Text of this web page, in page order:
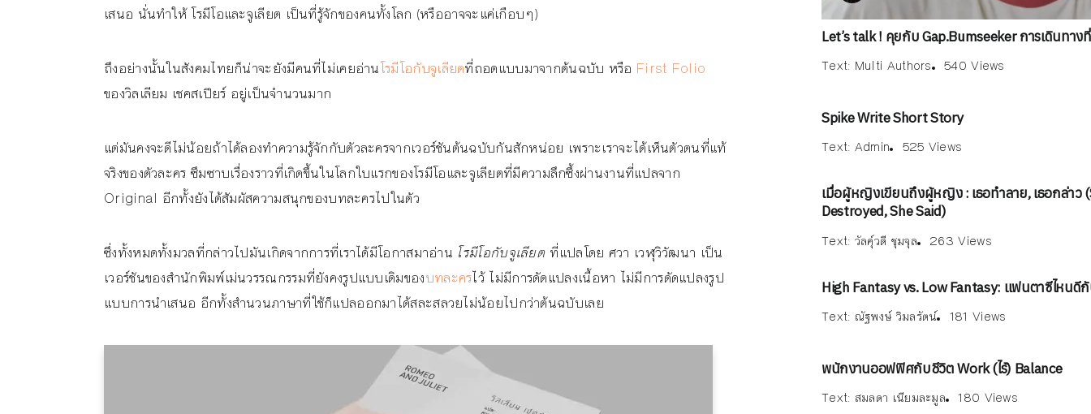
เสนอ นั่นทำให้ โรมีโอและจูเลียต เป็นที่รู้จักของคนทั้งโลก (หรืออาจจะแค่เกือบๆ)
ถึงอย่างนั้นในสังคมไทยก็น่าจะยังมีคนที่ไม่เคยอ่านโรมีโอกับจูเลียตที่ถอดแบบมาจากต้นฉบับ หรือ First Folio
ของวิลเลียม เชคสเปียร์ อยู่เป็นจำนวนมาก
แต่มันคงจะดีไม่น้อยถ้าได้ลองทำความรู้จักกับตัวละครจากเวอร์ชันต้นฉบับกันสักหน่อย เพราะเราจะได้เห็นตัวตนที่แท้
จริงของตัวละคร ซึมซาบเรื่องราวที่เกิดขึ้นในโลกใบแรกของโรมีโอและจูเลียตที่มีความลึกซึ้งผ่านงานที่แปลจาก
Original อีกทั้งยังได้สัมผัสความสนุกของบทละครไปในตัว
ซึ่งทั้งหมดทั้งมวลที่กล่าวไปมันเกิดจากการที่เราได้มีโอกาสมาอ่าน โรมีโอกับจูเลียต ที่แปลโดย ศวา เวฬุวิวัฒนา เป็น
เวอร์ชันของสำนักพิมพ์เม่นวรรณกรรมที่ยังคงรูปแบบเดิมของบทละครไว้ ไม่มีการดัดแปลงเนื้อหา ไม่มีการดัดแปลงรูป
แบบการนำเสนอ อีกทั้งสำนวนภาษาที่ใช้ก็แปลออกมาได้สละสลวยไม่น้อยไปกว่าต้นฉบับเลย
Let’s talk ! คุยกับ Gap.Bumseeker การเดินทาง
Text: Multi Authors 540 Views
Spike Write Short Story
Text: Admin 525 Views
เมื่อผู้หญิงเขียนถึงผู้หญิง : เธอทำลาย, เธอกล่าว
Destroyed, She Said)
Text: วัลคุ์วดี ชุมจุล 263 Views
High Fantasy vs. Low Fantasy: แฟนตาซีไหนดี
Text: ณัฐพงษ์ วิมลรัตน์ 181 Views
พนักงานออฟฟิศกับชีวิต Work (ไร้) Balance
Text: สมลดา เนียมละมูล 180 Views